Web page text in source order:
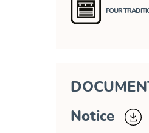
FOUR
Notice